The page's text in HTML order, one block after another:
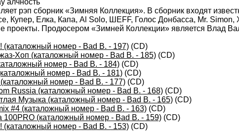
алчность
рэп сборник «Зимняя Коллекция». В сборник входят
Купер, Елка, Капа, Al Solo, ШЕFF, Голос Донбасса, Mr.
проекты. Продюсером «Зимней Коллекции» является Влад
(каталожный номер - Bad B. - 197) (CD)
Хоп (каталожный номер - Bad B. - 185) (CD)
номер - Bad B. - 184) (CD)
номер - Bad B. - 181) (CD)
номер - Bad B. - 177) (CD)
Russia (каталожный номер - Bad B. - 168) (CD)
Музыка (каталожный номер - Bad B. - 165) (CD)
#4 (каталожный номер - Bad B. - 163) (CD)
100PRO (каталожный номер - Bad B. - 159) (CD)
(каталожный номер - Bad B. - 153) (CD)